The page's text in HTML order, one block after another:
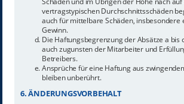
vertragstypischen Durchschnittsschäden
auch für mittelbare Schäden, insbesondere
Gewinn.
Die Haftungsbegrenzung der Absätze a bis
auch zugunsten der Mitarbeiter und
Betreibers.
Ansprüche für eine Haftung aus
bleiben unberührt.
6. ÄNDERUNGSVORBEHALT